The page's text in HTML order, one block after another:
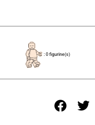
: 0 figurine(s)